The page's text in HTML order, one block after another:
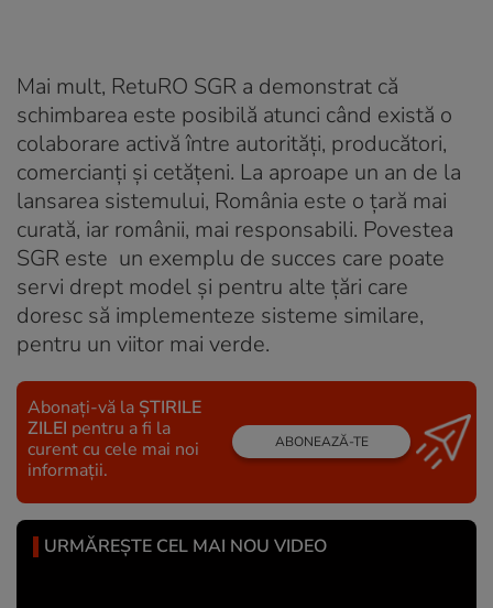
Mai mult, RetuRO SGR a demonstrat că
schimbarea este posibilă atunci când există o
colaborare activă între autorități, producători,
comercianți și cetățeni. La aproape un an de la
lansarea sistemului, România este o țară mai
curată, iar românii, mai responsabili. Povestea
SGR este un exemplu de succes care poate
servi drept model și pentru alte țări care
doresc să implementeze sisteme similare,
pentru un viitor mai verde.
Abonați-vă la ȘTIRILE
ZILEI pentru a fi la
curent cu cele mai noi
informații.
ABONEAZĂ-TE
URMĂREȘTE CEL MAI NOU VIDEO